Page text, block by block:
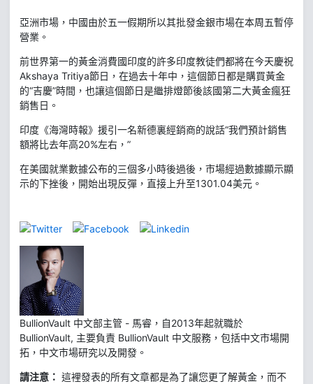
亞洲市場，中國由於五一假期所以其批發金銀市場在本周五暫停
營業。
前世界第一的黃金消費國印度的許多印度教徒們都將在今天慶祝
Akshaya Tritiya節日，在過去十年中，這個節日都是購買黃金
的“吉慶”時間，也讓這個節日是繼排燈節後該國第二大黃金瘋狂
銷售日。
印度《海灣時報》援引一名新德裏經銷商的說話“我們預計銷售
額將比去年高20%左右，”
在美國就業數據公布的三個多小時後過後，市場經過數據顯示顯
示的下挫後，開始出現反彈，直接上升至1301.04美元。
BullionVault 中文部主管 - 馬睿，自2013年起就職於
BullionVault, 主要負責 BullionVault 中文服務，包括中文市場開
拓，中文市場研究以及開發。
請注意： 這裡發表的所有文章都是為了讓您更了解黃金，而不